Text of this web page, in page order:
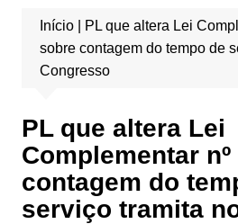
Início|
PL que altera Lei
sobre contagem do tempo de
Congresso
PL que altera Lei
Complementar
contagem do
serviço tramita